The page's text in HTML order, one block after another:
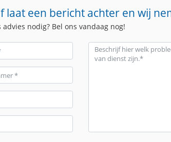
laat een bericht achter en wij
advies nodig? Bel ons vandaag nog!